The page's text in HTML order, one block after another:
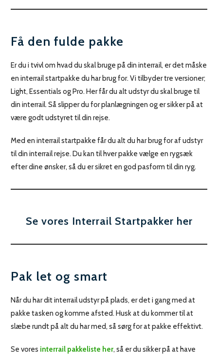
Få den fulde pakke
Er du i tvivl om hvad du skal bruge på din interrail, er det måske
en interrail startpakke du har brug for. Vi tilbyder tre versioner;
Light, Essentials og Pro. Her får du alt udstyr du skal bruge til
din interrail. Så slipper du for planlægningen og er sikker på at
være godt udstyret til din rejse.
Med en interrail startpakke får du alt du har brug for af udstyr
til din interrail rejse. Du kan til hver pakke vælge en rygsæk
efter dine ønsker, så du er sikret en god pasform til din ryg.
Se vores Interrail Startpakker her
Pak let og smart
Når du har dit interrail udstyr på plads, er det i gang med at
pakke tasken og komme afsted. Husk at du kommer til at
slæbe rundt på alt du har med, så sørg for at pakke effektivt.
Se vores interrail pakkeliste her, så er du sikker på at have